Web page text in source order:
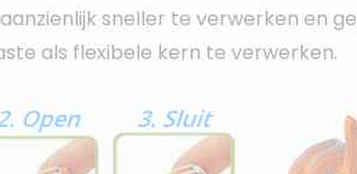
sneller te verwerken en
als flexibele kern te verwerken.